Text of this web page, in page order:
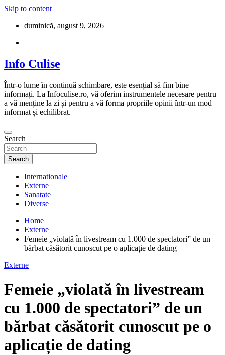
Skip to content
duminică, august 9, 2026
Info Culise
Într-o lume în continuă schimbare, este esențial să fim bine
informați. La Infoculise.ro, vă oferim instrumentele necesare pentru
a vă menține la zi și pentru a vă forma propriile opinii într-un mod
informat și echilibrat.
Search
Search
Internationale
Externe
Sanatate
Diverse
Home
Externe
Femeie „violată în livestream cu 1.000 de spectatori” de un
bărbat căsătorit cunoscut pe o aplicație de dating
Externe
Femeie „violată în livestream
cu 1.000 de spectatori” de un
bărbat căsătorit cunoscut pe o
aplicație de dating